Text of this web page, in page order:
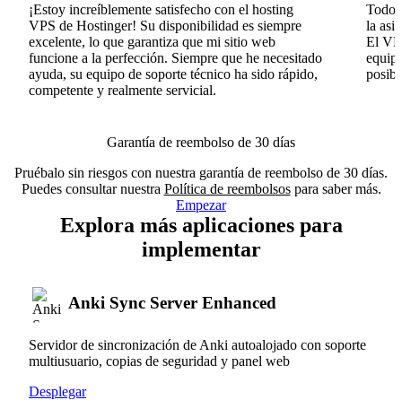
¡Estoy increíblemente satisfecho con el hosting
VPS de Hostinger! Su disponibilidad es siempre
excelente, lo que garantiza que mi sitio web
funcione a la perfección. Siempre que he necesitado
ayuda, su equipo de soporte técnico ha sido rápido,
competente y realmente servicial.
Todo
la
El
Garantía de reembolso de 30 días
Pruébalo sin riesgos con nuestra garantía de reembolso de 30 días.
Puedes consultar nuestra Política de reembolsospara saber más.
Empezar
Explora más aplicaciones para
implementar
Anki Sync Server Enhanced
Servidor de sincronización de Anki autoalojado con soporte
multiusuario, copias de seguridad y panel web
Desplegar